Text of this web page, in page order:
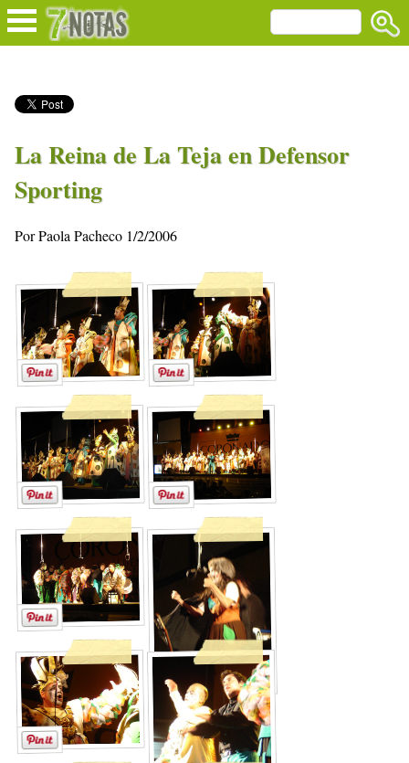
La Reina de La Teja en Defensor
Sporting
Por Paola Pacheco 1/2/2006